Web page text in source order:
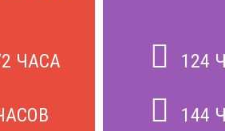
ЧАСА 124
144